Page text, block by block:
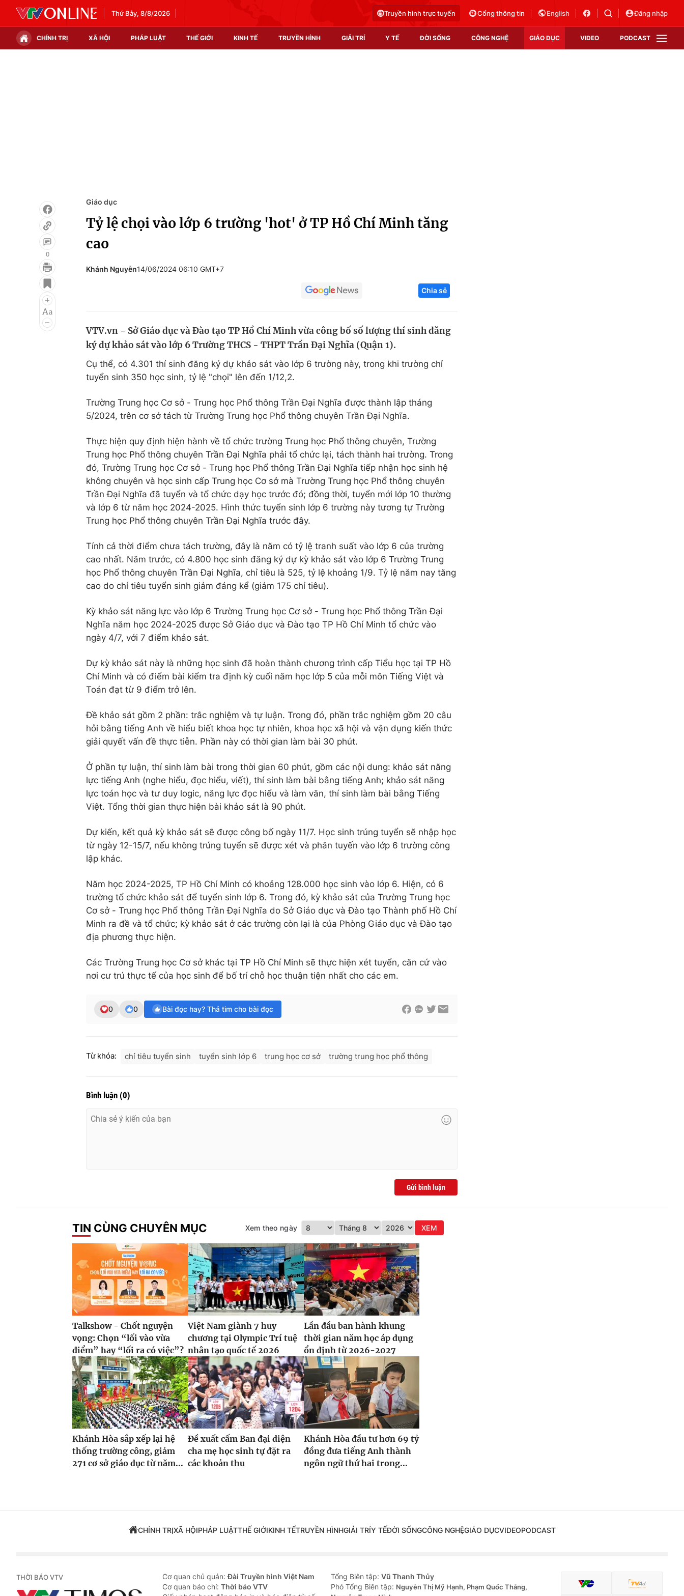
Thứ Bảy, 8/8/2026 Truyền hình trực tuyến Cổng thông tin English Đăng nhập
CHÍNH TRỊ XÃ HỘI PHÁP LUẬT THẾ GIỚI KINH TẾ TRUYỀN HÌNH GIẢI TRÍ Y TẾ ĐỜI SỐNG CÔNG NGHỆ GIÁO DỤC VIDEO PODCAST
Infographic
Điện ảnh
Âm nhạc
Chất lượng cuộc sống
Tuyển sinh
Hitech Công nghệ tương lai
Thị trường
0
Giáo dục
Tỷ lệ chọi vào lớp 6 trường 'hot' ở TP Hồ Chí Minh tăng
cao
Khánh Nguyễn14/06/2024 06:10 GMT+7
Chia sẻ
VTV.vn - Sở Giáo dục và Đào tạo TP Hồ Chí Minh vừa công bố số lượng thí sinh đăng
ký dự khảo sát vào lớp 6 Trường THCS - THPT Trần Đại Nghĩa (Quận 1).
Cụ thể, có 4.301 thí sinh đăng ký dự khảo sát vào lớp 6 trường này, trong khi trường chỉ
tuyển sinh 350 học sinh, tỷ lệ "chọi" lên đến 1/12,2.
Trường Trung học Cơ sở - Trung học Phổ thông Trần Đại Nghĩa được thành lập tháng
5/2024, trên cơ sở tách từ Trường Trung học Phổ thông chuyên Trần Đại Nghĩa.
Thực hiện quy định hiện hành về tổ chức trường Trung học Phổ thông chuyên, Trường
Trung học Phổ thông chuyên Trần Đại Nghĩa phải tổ chức lại, tách thành hai trường. Trong
đó, Trường Trung học Cơ sở - Trung học Phổ thông Trần Đại Nghĩa tiếp nhận học sinh hệ
không chuyên và học sinh cấp Trung học Cơ sở mà Trường Trung học Phổ thông chuyên
Trần Đại Nghĩa đã tuyển và tổ chức dạy học trước đó; đồng thời, tuyển mới lớp 10 thường
và lớp 6 từ năm học 2024-2025. Hình thức tuyển sinh lớp 6 trường này tương tự Trường
Trung học Phổ thông chuyên Trần Đại Nghĩa trước đây.
Tính cả thời điểm chưa tách trường, đây là năm có tỷ lệ tranh suất vào lớp 6 của trường
cao nhất. Năm trước, có 4.800 học sinh đăng ký dự kỳ khảo sát vào lớp 6 Trường Trung
học Phổ thông chuyên Trần Đại Nghĩa, chỉ tiêu là 525, tỷ lệ khoảng 1/9. Tỷ lệ năm nay tăng
cao do chỉ tiêu tuyển sinh giảm đáng kể (giảm 175 chỉ tiêu).
Kỳ khảo sát năng lực vào lớp 6 Trường Trung học Cơ sở - Trung học Phổ thông Trần Đại
Nghĩa năm học 2024-2025 được Sở Giáo dục và Đào tạo TP Hồ Chí Minh tổ chức vào
ngày 4/7, với 7 điểm khảo sát.
Dự kỳ khảo sát này là những học sinh đã hoàn thành chương trình cấp Tiểu học tại TP Hồ
Chí Minh và có điểm bài kiểm tra định kỳ cuối năm học lớp 5 của mỗi môn Tiếng Việt và
Toán đạt từ 9 điểm trở lên.
Đề khảo sát gồm 2 phần: trắc nghiệm và tự luận. Trong đó, phần trắc nghiệm gồm 20 câu
hỏi bằng tiếng Anh về hiểu biết khoa học tự nhiên, khoa học xã hội và vận dụng kiến thức
giải quyết vấn đề thực tiễn. Phần này có thời gian làm bài 30 phút.
Ở phần tự luận, thí sinh làm bài trong thời gian 60 phút, gồm các nội dung: khảo sát năng
lực tiếng Anh (nghe hiểu, đọc hiểu, viết), thí sinh làm bài bằng tiếng Anh; khảo sát năng
lực toán học và tư duy logic, năng lực đọc hiểu và làm văn, thí sinh làm bài bằng Tiếng
Việt. Tổng thời gian thực hiện bài khảo sát là 90 phút.
Dự kiến, kết quả kỳ khảo sát sẽ được công bố ngày 11/7. Học sinh trúng tuyển sẽ nhập học
từ ngày 12-15/7, nếu không trúng tuyển sẽ được xét và phân tuyến vào lớp 6 trường công
lập khác.
Năm học 2024-2025, TP Hồ Chí Minh có khoảng 128.000 học sinh vào lớp 6. Hiện, có 6
trường tổ chức khảo sát để tuyển sinh lớp 6. Trong đó, kỳ khảo sát của Trường Trung học
Cơ sở - Trung học Phổ thông Trần Đại Nghĩa do Sở Giáo dục và Đào tạo Thành phố Hồ Chí
Minh ra đề và tổ chức; kỳ khảo sát ở các trường còn lại là của Phòng Giáo dục và Đào tạo
địa phương thực hiện.
Các Trường Trung học Cơ sở khác tại TP Hồ Chí Minh sẽ thực hiện xét tuyển, căn cứ vào
nơi cư trú thực tế của học sinh để bố trí chỗ học thuận tiện nhất cho các em.
0 0 Bài đọc hay? Thả tim cho bài đọc
Từ khóa: chỉ tiêu tuyển sinh tuyển sinh lớp 6 trung học cơ sở trường trung học phổ thông
Bình luận (0)
Gửi bình luận
TIN CÙNG CHUYÊN MỤC Xem theo ngày XEM
Talkshow - Chốt nguyện
vọng: Chọn “lối vào vừa
điểm” hay “lối ra có việc”?
Việt Nam giành 7 huy
chương tại Olympic Trí tuệ
nhân tạo quốc tế 2026
Lần đầu ban hành khung
thời gian năm học áp dụng
ổn định từ 2026-2027
Khánh Hòa sắp xếp lại hệ
thống trường công, giảm
271 cơ sở giáo dục từ năm...
Đề xuất cấm Ban đại diện
cha mẹ học sinh tự đặt ra
các khoản thu
Khánh Hòa đầu tư hơn 69 tỷ
đồng đưa tiếng Anh thành
ngôn ngữ thứ hai trong...
CHÍNH TRỊXÃ HỘIPHÁP LUẬTTHẾ GIỚIKINH TẾTRUYỀN HÌNHGIẢI TRÍY TẾĐỜI SỐNGCÔNG NGHỆGIÁO DỤCVIDEOPODCAST
THỜI BÁO VTV Cơ quan chủ quản:Đài Truyền hình Việt Nam
Cơ quan báo chí: Thời báo VTV
Tổng Biên tập: Vũ Thanh Thủy
Phó Tổng Biên tập: Nguyễn Thị Mỹ Hạnh, Phạm Quốc Thắng,